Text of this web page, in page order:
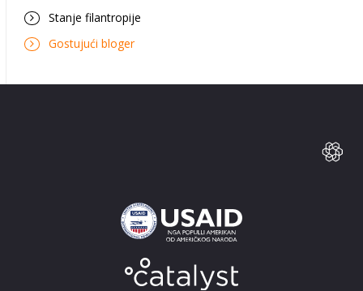
Stanje filantropije
Gostujući bloger